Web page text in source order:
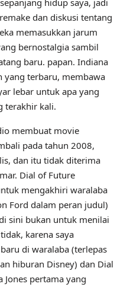
hidup saya, jadi
dan diskusi tentang
memasukkan jarum
bernostalgia sambil
baru. papan. Indiana
yang terbaru, membawa
lebar untuk apa yang
terakhir kali.
membuat movie
pada tahun 2008,
dan itu tidak diterima
Dial of Future
mengakhiri waralaba
Ford dalam peran judul)
sini bukan untuk menilai
karena saya
di waralaba (terlepas
hiburan Disney) dan Dial
pertama yang